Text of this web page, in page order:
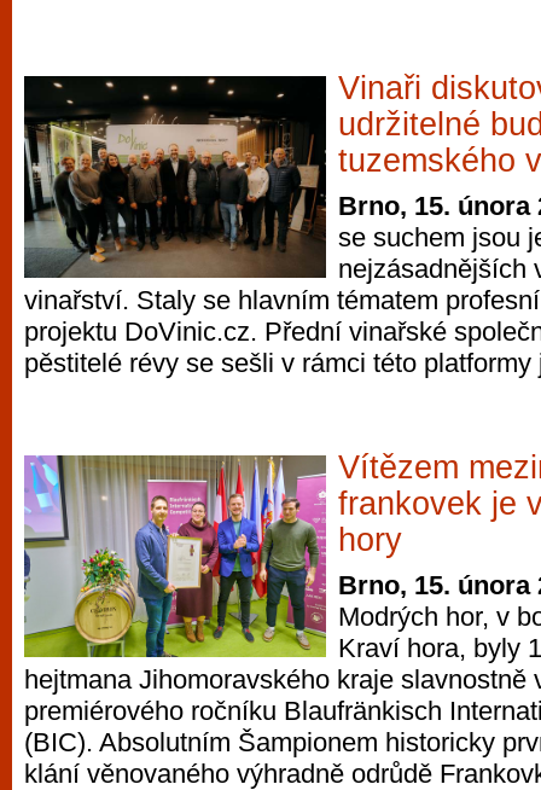
Vinaři
udržitelné
tuzemského
Brno, 15. února
se suchem jsou
nejzásadnějších
vinařství. Staly se hlavním tématem
projektu DoVinic.cz. Přední vinařské
pěstitelé révy se sešli v rámci této platformy
Vítězem
frankovek je
hory
Brno, 15. února
Modrých hor, v
Kraví hora, byly
hejtmana Jihomoravského kraje slavnostně
premiérového ročníku Blaufränkisch
(BIC). Absolutním Šampionem historicky
klání věnovaného výhradně odrůdě